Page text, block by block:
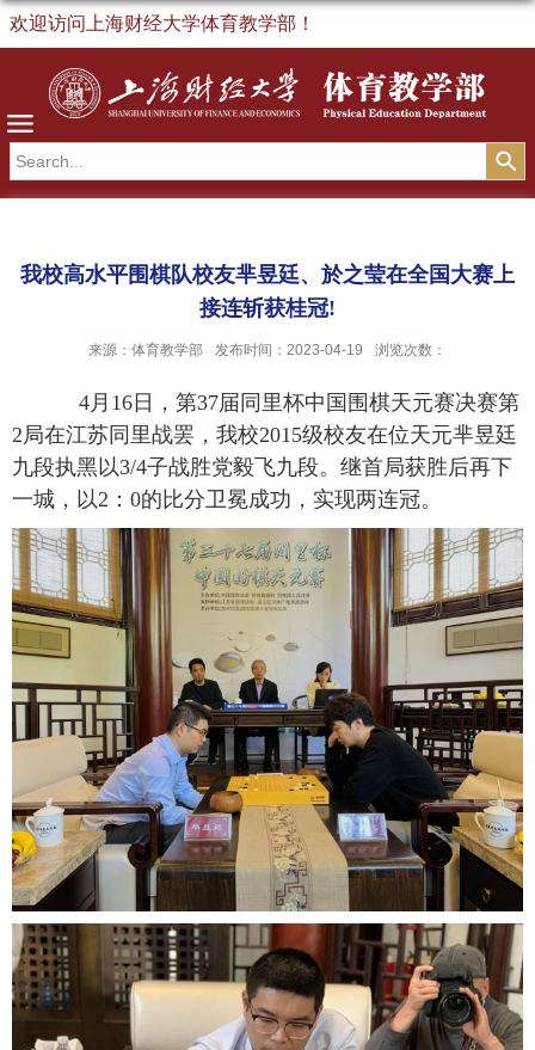
欢迎访问上海财经大学体育教学部！
我校高水平围棋队校友芈昱廷、於之莹在全国大赛上
接连斩获桂冠!
来源：体育教学部 发布时间：2023-04-19 浏览次数：
4月 16 日，第37届同里杯中国围棋天元赛决赛第
2局在江苏同里战罢，我校2015级校友在位天元芈昱廷
九段执黑以3/4子战胜党毅飞九段。继首局获胜后再下
一城，以2 ： 0的比分卫冕成功，实现两连冠。